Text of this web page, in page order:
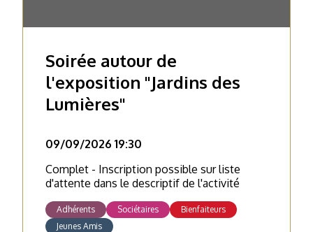
Soirée autour de
l'exposition "Jardins des
Lumières"
09/09/2026 19:30
Complet - Inscription possible sur liste
d'attente dans le descriptif de l'activité
Adhérents Sociétaires
Bienfaiteurs
Jeunes Amis